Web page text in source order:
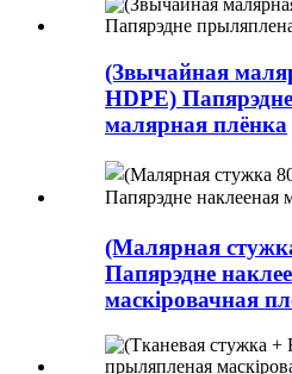
(Звычайная
HDPE)
малярная плёнка
(Малярная
Папярэдне
маскіровачная